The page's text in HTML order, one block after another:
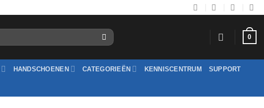
0
HANDSCHOENEN CATEGORIEËN KENNISCENTRUM SUPPORT